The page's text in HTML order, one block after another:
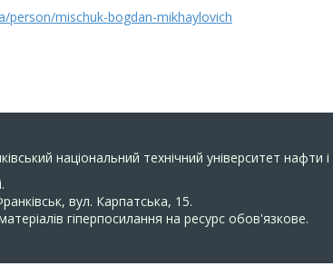
person/mischuk-bogdan-mikhaylovich
національний технічний університет нафти і
вул. Карпатська, 15.
гіперпосилання на ресурс обов'язкове.